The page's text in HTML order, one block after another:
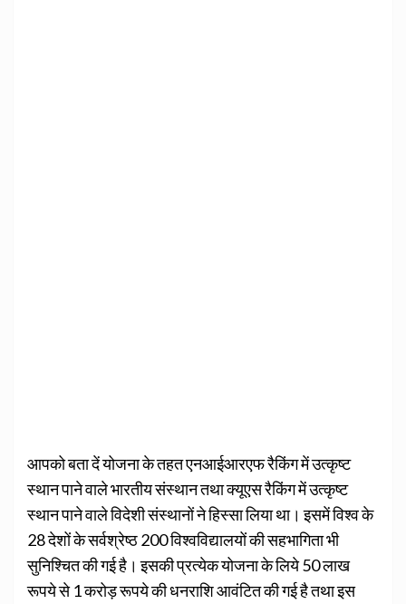
आपको बता दें योजना के तहत एनआईआरएफ रैकिंग में उत्कृष्ट
स्थान पाने वाले भारतीय संस्थान तथा क्यूएस रैकिंग में उत्कृष्ट
स्थान पाने वाले विदेशी संस्थानों ने हिस्सा लिया था। इसमें विश्व के
28 देशों के सर्वश्रेष्ठ 200 विश्वविद्यालयों की सहभागिता भी
सुनिश्चित की गई है। इसकी प्रत्येक योजना के लिये 50 लाख
रूपये से 1 करोड़ रूपये की धनराशि आवंटित की गई है तथा इस